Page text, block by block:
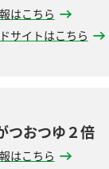
はこちら
サイトはこちら
つおつゆ２倍
はこちら